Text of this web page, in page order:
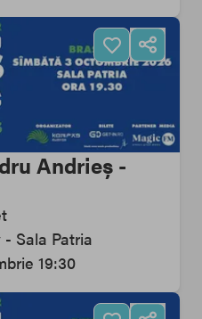
Andrieș -
Sala Patria
19:30